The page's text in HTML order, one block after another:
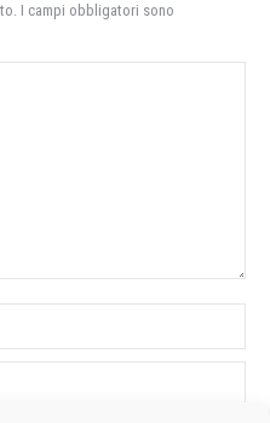
I campi obbligatori sono